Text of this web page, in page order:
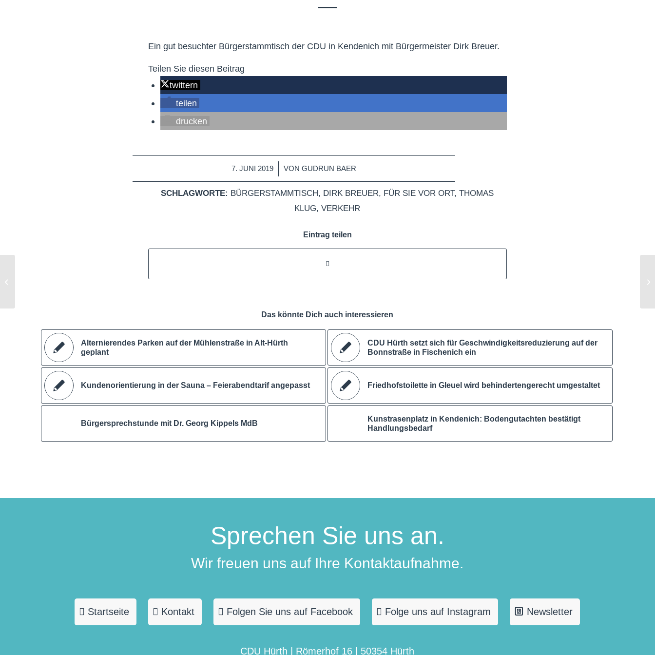
Ein gut besuchter Bürgerstammtisch der CDU in Kendenich mit Bürgermeister Dirk Breuer.
Teilen Sie diesen Beitrag
twittern
teilen
drucken
7. JUNI 2019
/ VONGUDRUN BAER
SCHLAGWORTE: BÜRGERSTAMMTISCH, DIRK BREUER, FÜR SIE VOR ORT,THOMAS
KLUG,VERKEHR
Eintrag teilen
Das könnte Dich auch interessieren
Alternierendes Parken auf der Mühlenstraße in Alt-Hürth
geplant
CDU Hürth setzt sich für Geschwindigkeitsreduzierung auf der
Bonnstraße in Fischenich ein
Kundenorientierung in der Sauna – Feierabendtarif angepasst Friedhofstoilette in Gleuel wird behindertengerecht umgestaltet
Bürgersprechstunde mit Dr. Georg Kippels MdB
Kunstrasenplatz in Kendenich: Bodengutachten bestätigt
Handlungsbedarf
Sprechen Sie uns an.
Wir freuen uns auf Ihre Kontaktaufnahme.
Startseite Kontakt Folgen Sie uns auf Facebook Folge uns auf Instagram Newsletter
CDU Hürth | Römerhof 16 | 50354 Hürth